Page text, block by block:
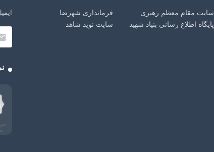
سایت مقام معظم رهبری
فرمانداری شهرضا
پایگاه اطلاع رسانی بنیاد شهید
سایت نوید شاهد